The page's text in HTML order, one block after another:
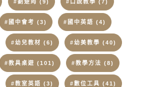
#劉楚筠 (9) #口說教學 (7)
#國中會考 (3) #國中英語 (4)
#幼兒教材 (6) #幼美教學 (40)
#教具桌遊 (101) #教學方法 (8)
#教室英語 (3) #數位工具 (41)